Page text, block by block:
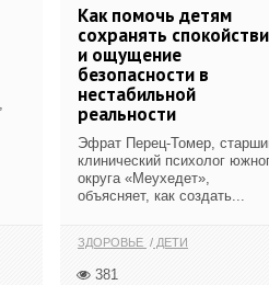
Как помочь детям
сохранять
и ощущение
безопасности в
нестабильной
реальности
Эфрат Перец-Томер,
клинический психолог
округа «Меухедет»,
объясняет, как создать...
ЗДОРОВЬЕ ДЕТИ
381